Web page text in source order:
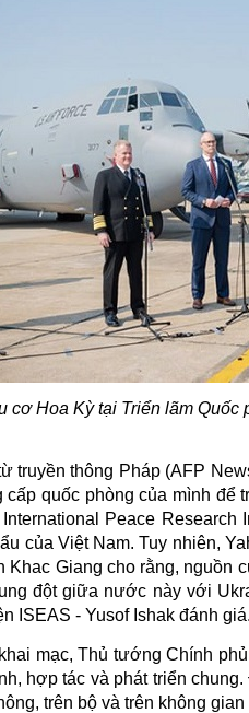
cơ Hoa Kỳ tại Triển lãm
truyền thông Pháp (AFP
cấp quốc phòng của mình
International Peace
của Việt Nam. Tuy nhiên,
Khac Giang cho rằng, nguồn
đột giữa nước này với
ISEAS - Yusof Ishak đánh giá.
mạc, Thủ tướng Chính
hợp tác và phát triển
trên bộ và trên không gian